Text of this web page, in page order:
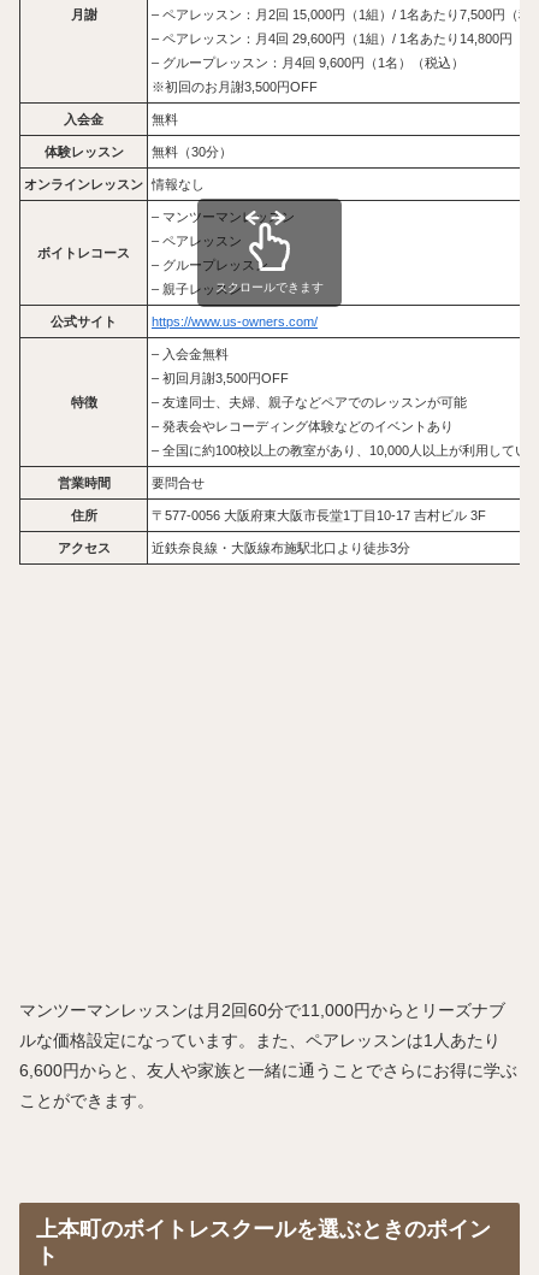
月謝
– ペアレッスン：月2回 15,000円（1組）/ 1名あたり7,500円（税
– ペアレッスン：月4回 29,600円（1組）/ 1名あたり14,800円（
– グループレッスン：月4回 9,600円（1名）（税込）
※初回のお月謝3,500円OFF
入会金 無料
体験レッスン 無料（30分）
オンラインレッスン 情報なし
ボイトレコース
– マンツーマンレッスン
– ペアレッスン
– グループレッスン
– 親子レッスン
公式サイト https://www.us-owners.com/
特徴
– 入会金無料
– 初回月謝3,500円OFF
– 友達同士、夫婦、親子などペアでのレッスンが可能
– 発表会やレコーディング体験などのイベントあり
– 全国に約100校以上の教室があり、10,000人以上が利用してい
営業時間 要問合せ
住所 〒577-0056 大阪府東大阪市長堂1丁目10-17 吉村ビル 3F
アクセス 近鉄奈良線・大阪線布施駅北口より徒歩3分
スクロールできます
マンツーマンレッスンは月2回60分で11,000円からとリーズナブ
ルな価格設定になっています。また、ペアレッスンは1人あたり
6,600円からと、友人や家族と一緒に通うことでさらにお得に学ぶ
ことができます。
上本町のボイトレスクールを選ぶときのポイン
ト